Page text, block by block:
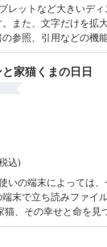
レットなど大きいデ
また、文字だけを拡
照、引用などの機能が使用
古家再生、DIY…家
簡単DIYも日常の一部
しい」「初心者でも
ーーーそんなやる気
。築40年超の和風住
がらDIYで２階の改修
べきポイント、設計
ヒントが満載。リノベ
きな人、「家をもっ
芸専修卒業。出版社
家猫くまの日日
込)
いの端末によっては
末で立ち読みファイ
スンスンと、著者の